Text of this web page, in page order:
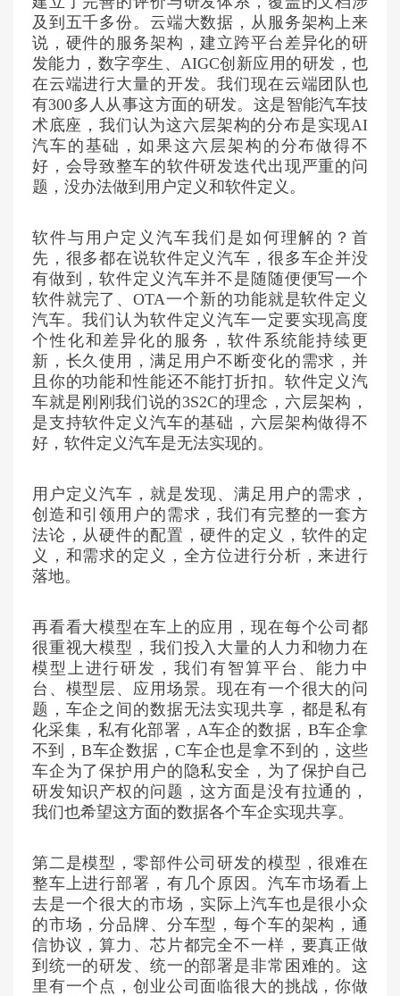
及到五千多份。云端大数据，从服务架构上来
说，硬件的服务架构，建立跨平台差异化的研
发能力，数字孪生、AIGC创新应用的研发，也
在云端进行大量的开发。我们现在云端团队也
有300多人从事这方面的研发。这是智能汽车技
术底座，我们认为这六层架构的分布是实现AI
汽车的基础，如果这六层架构的分布做得不
好，会导致整车的软件研发迭代出现严重的问
题，没办法做到用户定义和软件定义。
软件与用户定义汽车我们是如何理解的？首
先，很多都在说软件定义汽车，很多车企并没
有做到，软件定义汽车并不是随随便便写一个
软件就完了、OTA一个新的功能就是软件定义
汽车。我们认为软件定义汽车一定要实现高度
个性化和差异化的服务，软件系统能持续更
新，长久使用，满足用户不断变化的需求，并
且你的功能和性能还不能打折扣。软件定义汽
车就是刚刚我们说的3S2C的理念，六层架构，
是支持软件定义汽车的基础，六层架构做得不
好，软件定义汽车是无法实现的。
用户定义汽车，就是发现、满足用户的需求，
创造和引领用户的需求，我们有完整的一套方
法论，从硬件的配置，硬件的定义，软件的定
义，和需求的定义，全方位进行分析，来进行
落地。
再看看大模型在车上的应用，现在每个公司都
很重视大模型，我们投入大量的人力和物力在
模型上进行研发，我们有智算平台、能力中
台、模型层、应用场景。现在有一个很大的问
题，车企之间的数据无法实现共享，都是私有
化采集，私有化部署，A车企的数据，B车企拿
不到，B车企数据，C车企也是拿不到的，这些
车企为了保护用户的隐私安全，为了保护自己
研发知识产权的问题，这方面是没有拉通的，
我们也希望这方面的数据各个车企实现共享。
第二是模型，零部件公司研发的模型，很难在
整车上进行部署，有几个原因。汽车市场看上
去是一个很大的市场，实际上汽车也是很小众
的市场，分品牌、分车型，每个车的架构，通
信协议，算力、芯片都完全不一样，要真正做
到统一的研发、统一的部署是非常困难的。这
里有一个点，创业公司面临很大的挑战，你做